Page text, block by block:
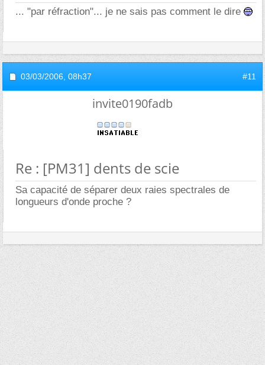
... "par réfraction"... je ne sais pas comment le dire
03/03/2006, 08h37 #11
invite0190fadb
Re : [PM31] dents de scie
Sa capacité de séparer deux raies spectrales de
longueurs d'onde proche ?